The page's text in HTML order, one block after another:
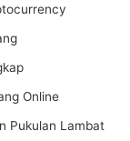
Online
Pukulan Lambat